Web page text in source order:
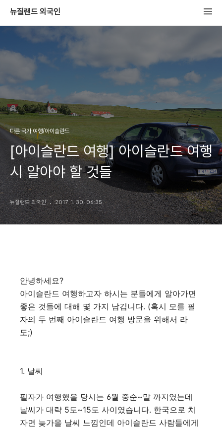
뉴질랜드 외국인
다른 국가 여행/아이슬란드
[아이슬란드 여행] 아이슬란드 여행
시 알아야 할 것들
뉴질랜드 외국인 2017. 1. 30. 06:35
안녕하세요?
아이슬란드 여행하고자 하시는 분들에게 알아가면
좋은 것들에 대해 몇 가지 남깁니다. (혹시 모를 필
자의 두 번째 아이슬란드 여행 방문을 위해서 라
도;)
1. 날씨
필자가 여행했을 당시는 6월 중순~말 까지였는데
날씨가 대략 5도~15도 사이였습니다. 한국으로 치
자면 늦가을 날씨 느낌인데 아이슬란드 사람들에게